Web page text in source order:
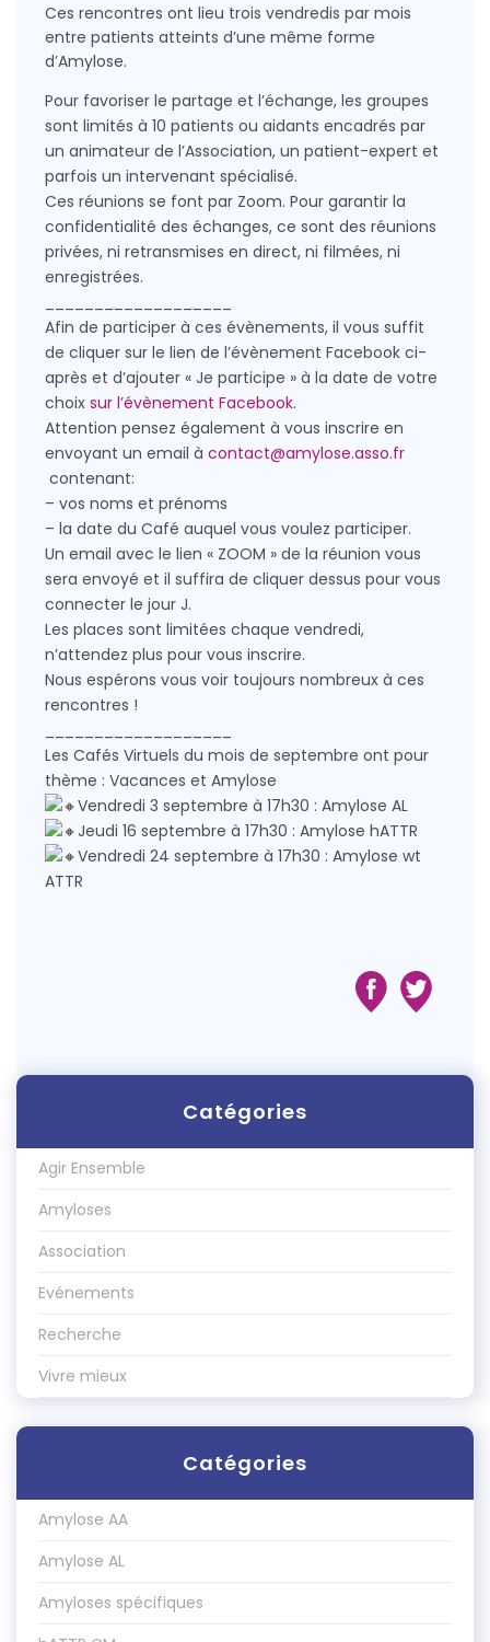
Ces rencontres ont lieu trois vendredis par mois
entre patients atteints d’une même forme
d’Amylose.
Pour favoriser le partage et l’échange, les groupes
sont limités à 10 patients ou aidants encadrés par
un animateur de l’Association, un patient-expert et
parfois un intervenant spécialisé.
Ces réunions se font par Zoom. Pour garantir la
confidentialité des échanges, ce sont des réunions
privées, ni retransmises en direct, ni filmées, ni
enregistrées.
Afin de participer à ces évènements, il vous suffit
de cliquer sur le lien de l’évènement Facebook ci-
après et d’ajouter « Je participe » à la date de votre
choix sur l’évènement Facebook.
Attention pensez également à vous inscrire en
envoyant un email à contact@amylose.asso.fr
contenant:
– vos noms et prénoms
– la date du Café auquel vous voulez participer.
Un email avec le lien « ZOOM » de la réunion vous
sera envoyé et il suffira de cliquer dessus pour vous
connecter le jour J.
Les places sont limitées chaque vendredi,
n’attendez plus pour vous inscrire.
Nous espérons vous voir toujours nombreux à ces
rencontres !
Les Cafés Virtuels du mois de septembre ont pour
thème : Vacances et Amylose
Vendredi 3 septembre à 17h30 : Amylose AL
Jeudi 16 septembre à 17h30 : Amylose hATTR
Vendredi 24 septembre à 17h30 : Amylose wt
ATTR
Catégories
Agir Ensemble
Amyloses
Association
Evénements
Recherche
Vivre mieux
Catégories
Amylose AA
Amylose AL
Amyloses spécifiques